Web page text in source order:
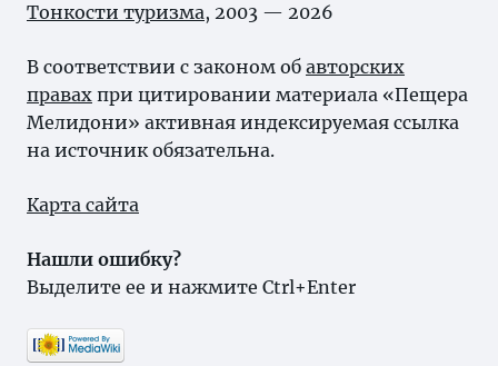
Тонкости туризма, 2003 — 2026
В соответствии с законом об авторских
правах при цитировании материала «Пещера
Мелидони» активная индексируемая ссылка
на источник обязательна.
Карта сайта
Нашли ошибку?
Выделите ее и нажмите Ctrl+Enter